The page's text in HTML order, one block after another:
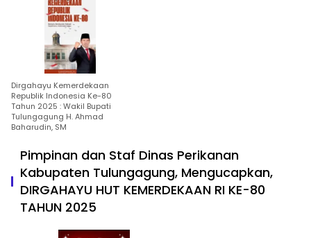
Dirgahayu Kemerdekaan
Republik Indonesia Ke-80
Tahun 2025 : Wakil Bupati
Tulungagung H. Ahmad
Baharudin, SM
Pimpinan dan Staf Dinas Perikanan
Kabupaten Tulungagung, Mengucapkan,
DIRGAHAYU HUT KEMERDEKAAN RI KE-80
TAHUN 2025